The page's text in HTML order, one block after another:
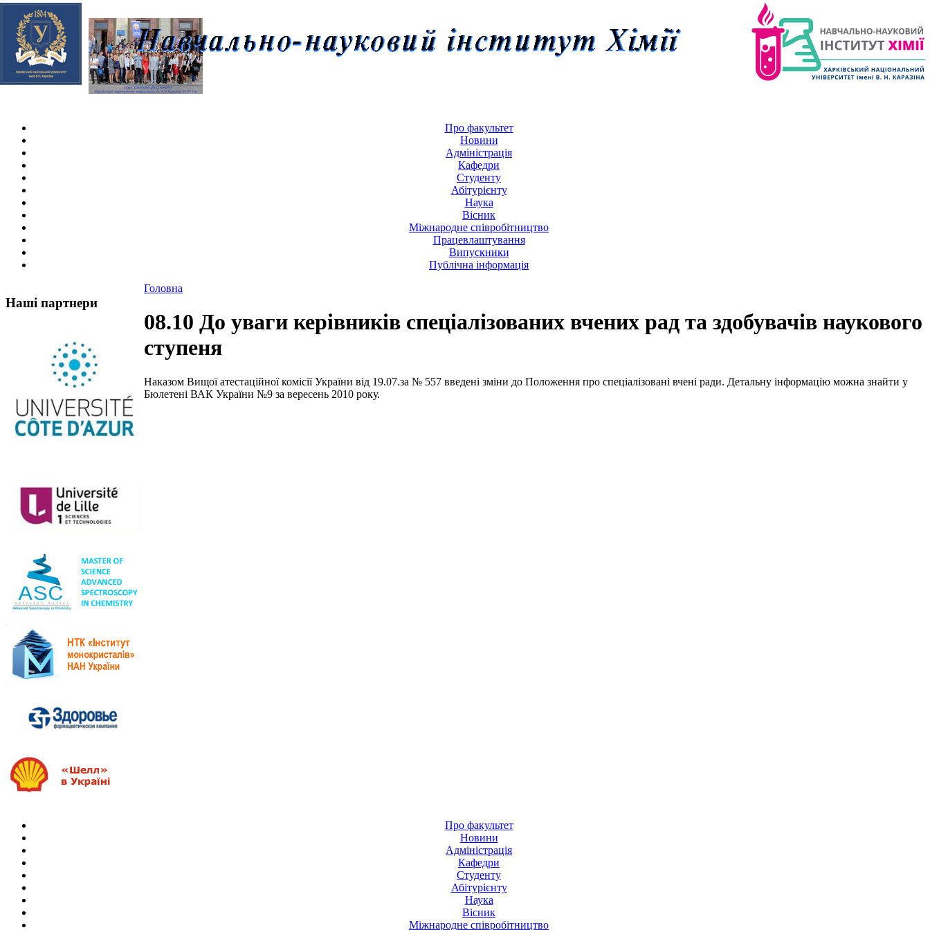
Skip navigation
Про факультет
Новини
Адміністрація
Кафедри
Студенту
Абітурієнту
Наука
Вісник
Міжнародне співробітництво
Працевлаштування
Випускники
Публічна інформація
Наші партнери
Головна
08.10 До уваги керівників спеціалізованих вчених рад та здобувачів наукового
ступеня
Наказом Вищої атестаційної комісії України від 19.07.за № ­557 введені зміни до Положення про спеціалізовані вчені ради. Детальну інформацію можна знайти у
Бюлетені ВАК України №9 за вересень 2010 року.
Про факультет
Новини
Адміністрація
Кафедри
Студенту
Абітурієнту
Наука
Вісник
Міжнародне співробітництво